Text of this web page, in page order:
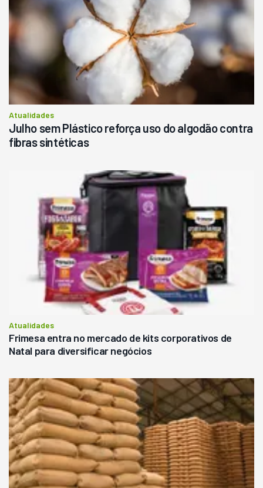
Atualidades
Julho sem Plástico reforça uso do algodão contra
fibras sintéticas
Atualidades
Frimesa entra no mercado de kits corporativos de
Natal para diversificar negócios